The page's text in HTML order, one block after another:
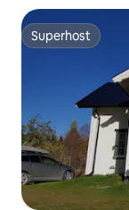
Superhost
Superhost